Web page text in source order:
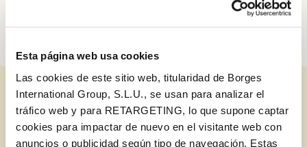
Esta página web usa cookies
Las cookies de este sitio web, titularidad de Borges
International Group, S.L.U., se usan para analizar el
tráfico web y para RETARGETING, lo que supone captar
cookies para impactar de nuevo en el visitante web con
anuncios o publicidad según tipo de navegación. Estas
ENTRADAS RELACIONADAS